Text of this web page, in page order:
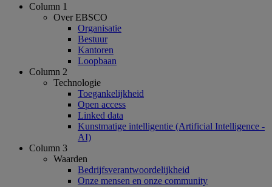
Column 1
Over EBSCO
Organisatie
Bestuur
Kantoren
Loopbaan
Column 2
Technologie
Toegankelijkheid
Open access
Linked data
Kunstmatige intelligentie (Artificial Intelligence -
AI)
Column 3
Waarden
Bedrijfsverantwoordelijkheid
Onze mensen en onze community